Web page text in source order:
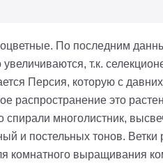
По последним
т.к.
Персия, которую с
это
спирали многолистник,
и постельных тонов. Ветки
комнатного выращивания